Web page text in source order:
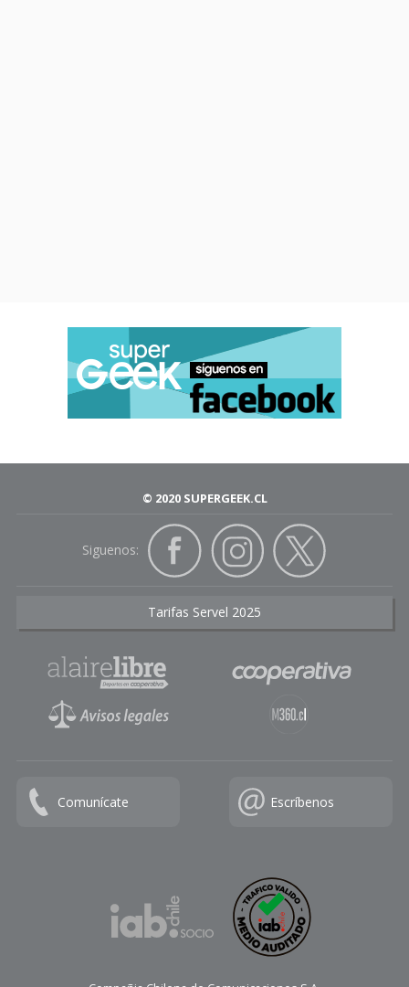
© 2020 SUPERGEEK.CL
Siguenos:
Tarifas Servel 2025
Comunícate Escríbenos